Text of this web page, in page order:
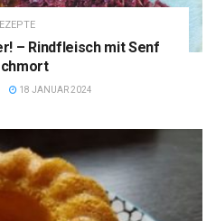
– Rindfleisch mit Senf
18 JANUAR 2024